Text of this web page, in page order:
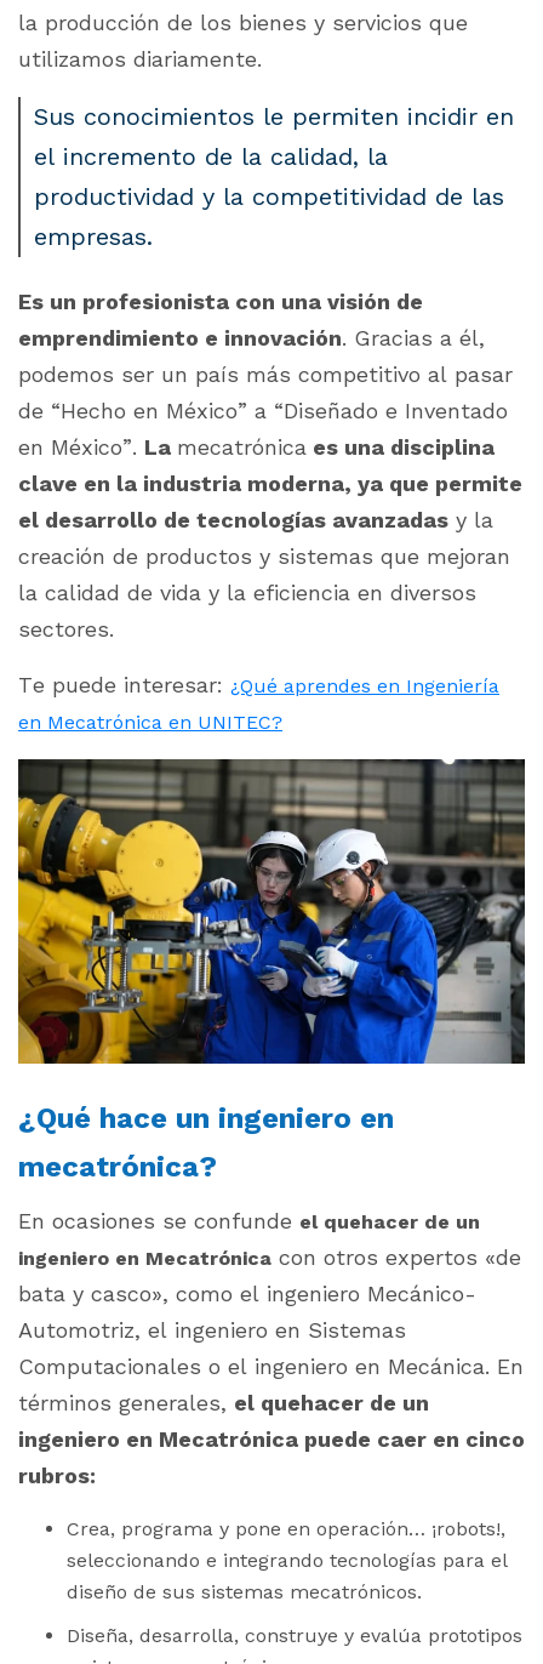
la producción de los bienes y servicios que
utilizamos diariamente.
Sus conocimientos le permiten incidir en
el incremento de la calidad, la
productividad y la competitividad de las
empresas.
Es un profesionista con una visión de
emprendimiento e innovación. Gracias a él,
podemos ser un país más competitivo al pasar
de “Hecho en México” a “Diseñado e Inventado
en México”. La mecatrónica es una disciplina
clave en la industria moderna, ya que permite
el desarrollo de tecnologías avanzadas y la
creación de productos y sistemas que mejoran
la calidad de vida y la eficiencia en diversos
sectores.
Te puede interesar: ¿Qué aprendes en Ingeniería
en Mecatrónica en UNITEC?
¿Qué hace un ingeniero en
mecatrónica?
En ocasiones se confunde el quehacer de un
ingeniero en Mecatrónica con otros expertos «de
bata y casco», como el ingeniero Mecánico-
Automotriz, el ingeniero en Sistemas
Computacionales o el ingeniero en Mecánica. En
términos generales, el quehacer de un
ingeniero en Mecatrónica puede caer en cinco
rubros:
Crea, programa y pone en operación… ¡robots!,
seleccionando e integrando tecnologías para el
diseño de sus sistemas mecatrónicos.
Diseña, desarrolla, construye y evalúa prototipos